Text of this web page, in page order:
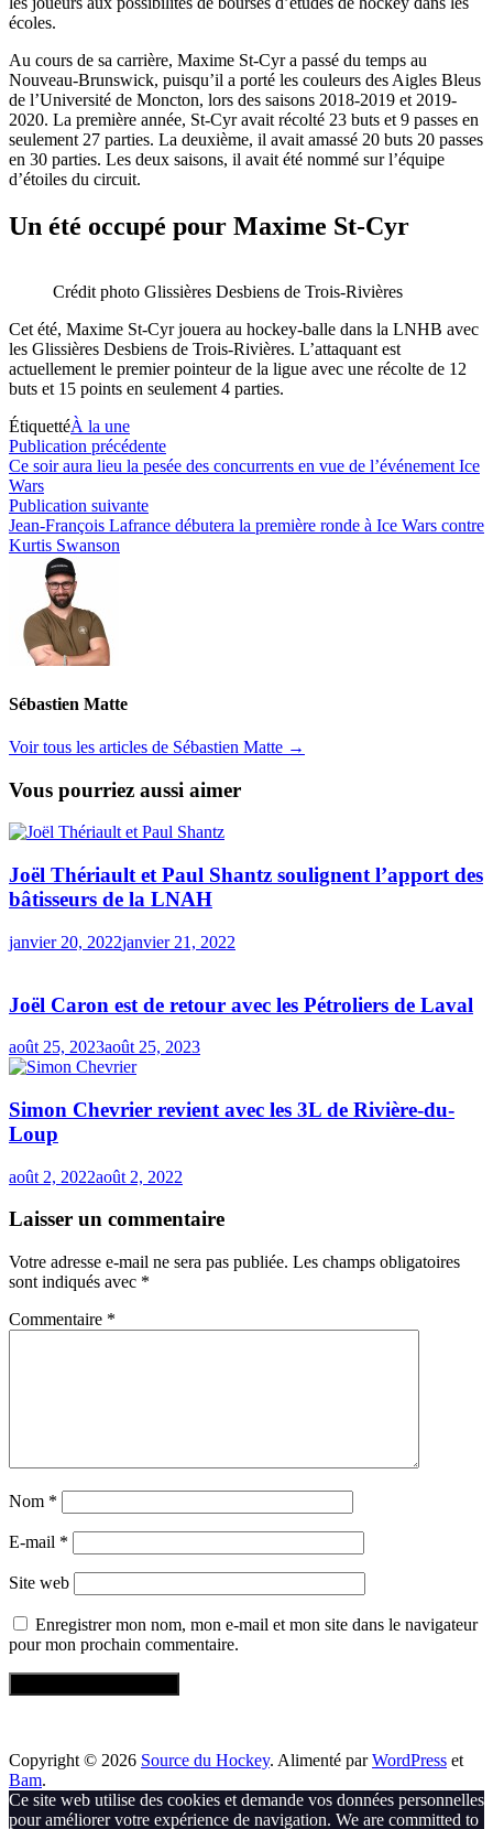
écoles.
Au cours de sa carrière, Maxime St-Cyr a passé du temps au
Nouveau-Brunswick, puisqu’il a porté les couleurs des Aigles Bleus
de l’Université de Moncton, lors des saisons 2018-2019 et 2019-
2020. La première année, St-Cyr avait récolté 23 buts et 9 passes en
seulement 27 parties. La deuxième, il avait amassé 20 buts 20 passes
en 30 parties. Les deux saisons, il avait été nommé sur l’équipe
d’étoiles du circuit.
Un été occupé pour Maxime St-Cyr
Crédit photo Glissières Desbiens de Trois-Rivières
Cet été, Maxime St-Cyr jouera au hockey-balle dans la LNHB avec
les Glissières Desbiens de Trois-Rivières. L’attaquant est
actuellement le premier pointeur de la ligue avec une récolte de 12
buts et 15 points en seulement 4 parties.
ÉtiquettéÀ la une
Navigation
de
l’article
Publication précédentePublication
précédente :
Ce soir aura lieu la pesée des concurrents en vue de l’événement Ice
Wars
Publication suivantePublication
suivante :
Jean-François Lafrance débutera la première ronde à Ice Wars contre
Kurtis Swanson
Sébastien Matte
Voir tous les articles de Sébastien Matte →
Vous pourriez aussi aimer
Joël Thériault et Paul Shantz soulignent l’apport des
bâtisseurs de la LNAH
janvier 20, 2022janvier 21, 2022
Joël Caron est de retour avec les Pétroliers de Laval
août 25, 2023août 25, 2023
Simon Chevrier revient avec les 3L de Rivière-du-
Loup
août 2, 2022août 2, 2022
Laisser un commentaire
Votre adresse e-mail ne sera pas publiée. Les champs obligatoires
sont indiqués avec *
Commentaire *
Nom *
E-mail *
Site web
Enregistrer mon nom, mon e-mail et mon site dans le navigateur
pour mon prochain commentaire.
Copyright © 2026 Source du Hockey. Alimenté parWordPress et
Bam.
Ce site web utilise des cookies et demande vos données personnelles
pour améliorer votre expérience de navigation. We are committed to